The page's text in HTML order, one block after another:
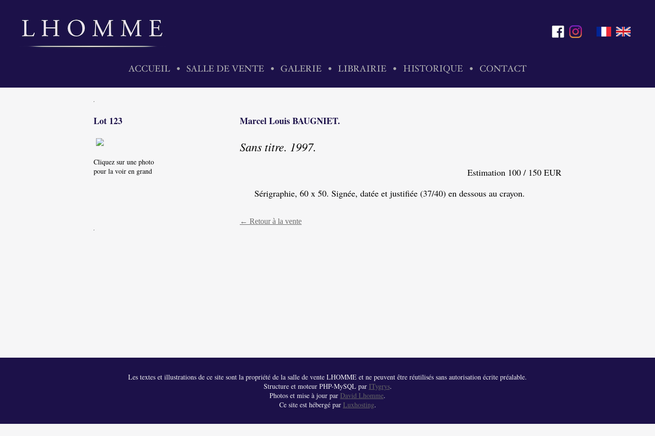
Lot 123
Cliquez sur une photo
pour la voir en grand
Marcel Louis BAUGNIET.
Sans titre. 1997.
Estimation 100 / 150 EUR
Sérigraphie, 60 x 50. Signée, datée et justifiée (37/40) en dessous au crayon.
← Retour à la vente
Les textes et illustrations de ce site sont la propriété de la salle de vente LHOMME et ne peuvent être réutilisés sans autorisation écrite préalable.
Structure et moteur PHP-MySQL par ITygrys.
Photos et mise à jour par David Lhomme.
Ce site est hébergé par Luxhosting.